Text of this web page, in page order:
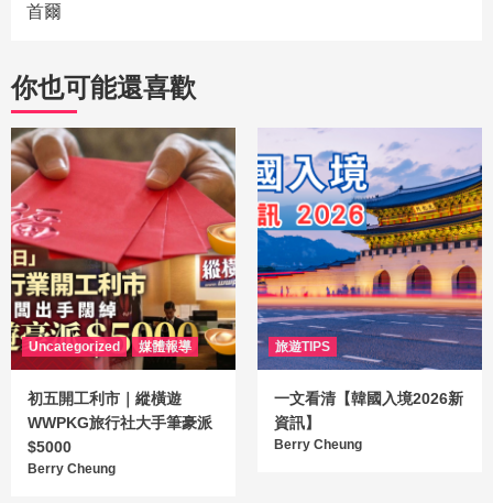
首爾
你也可能還喜歡
Uncategorized 媒體報導
初五開工利市｜縱橫遊
WWPKG旅行社大手筆豪派
$5000
Berry Cheung
旅遊TIPS
一文看清【韓國入境2026新
資訊】
Berry Cheung